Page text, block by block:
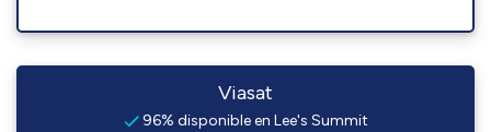
Viasat
96% disponible en Lee's Summit